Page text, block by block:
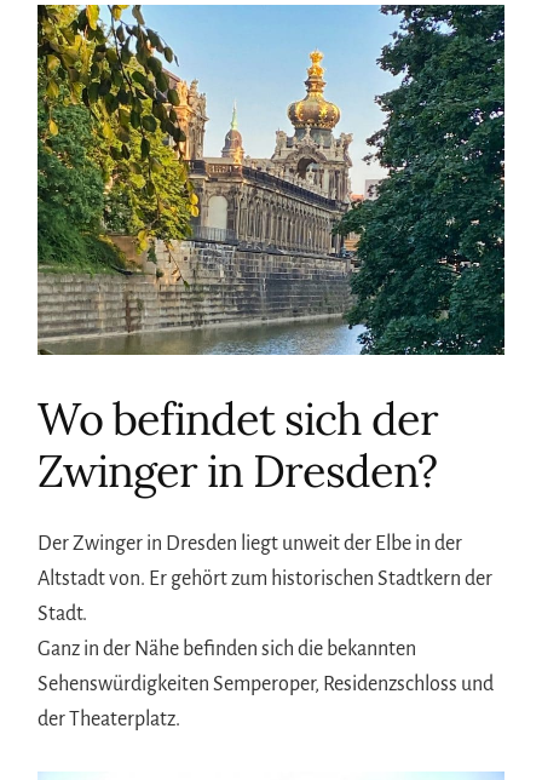
Wo befindet sich der
Zwinger in Dresden?
Der Zwinger in Dresden liegt unweit der Elbe in der
Altstadt von. Er gehört zum historischen Stadtkern der
Stadt.
Ganz in der Nähe befinden sich die bekannten
Sehenswürdigkeiten Semperoper, Residenzschloss und
der Theaterplatz.